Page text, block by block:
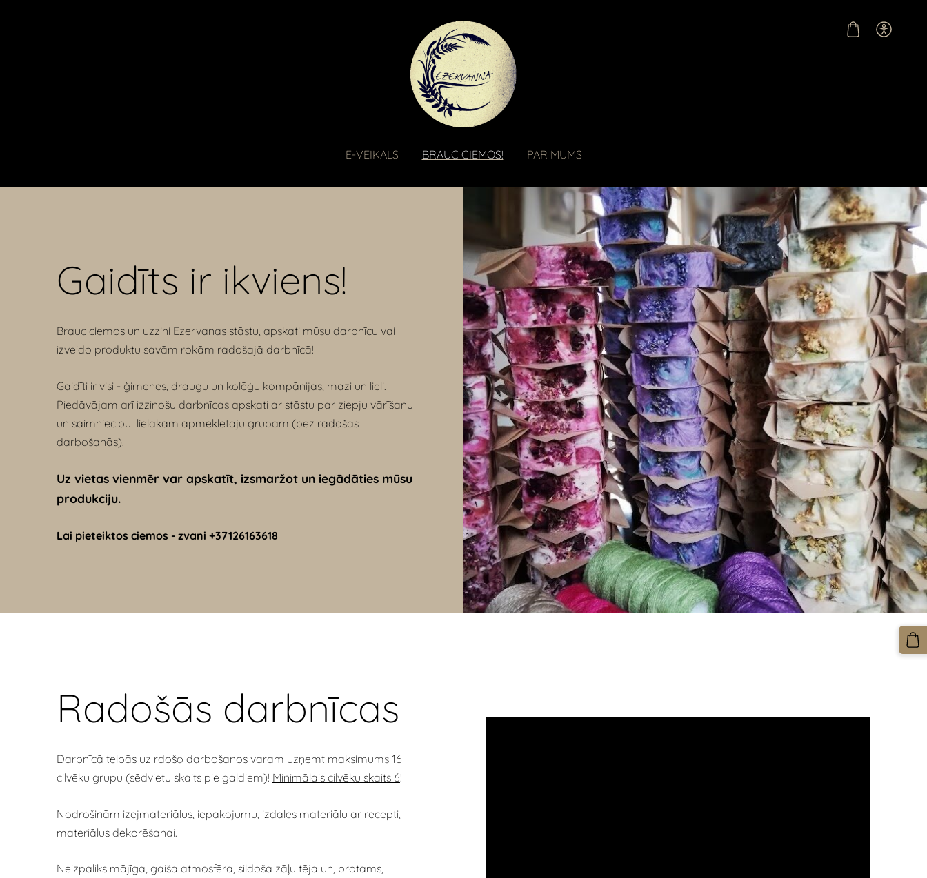
E-VEIKALS BRAUC CIEMOS! PAR MUMS
Gaidīts ir ikviens!
Brauc ciemos un uzzini Ezervanas stāstu, apskati mūsu darbnīcu vai
izveido produktu savām rokām radošajā darbnīcā!
Gaidīti ir visi - ģimenes, draugu un kolēģu kompānijas, mazi un lieli.
Piedāvājam arī izzinošu darbnīcas apskati ar stāstu par ziepju vārīšanu
un saimniecību lielākām apmeklētāju grupām (bez radošas
darbošanās).
Uz vietas vienmēr var apskatīt, izsmaržot un iegādāties mūsu
produkciju.
Lai pieteiktos ciemos - zvani +37126163618
Radošās darbnīcas
Darbnīcā telpās uz rdošo darbošanos varam uzņemt maksimums 16
cilvēku grupu (sēdvietu skaits pie galdiem)! Minimālais cilvēku skaits 6!
Nodrošinām izejmateriālus, iepakojumu, izdales materiālu ar recepti,
materiālus dekorēšanai.
Neizpaliks mājīga, gaiša atmosfēra, sildoša zāļu tēja un, protams,